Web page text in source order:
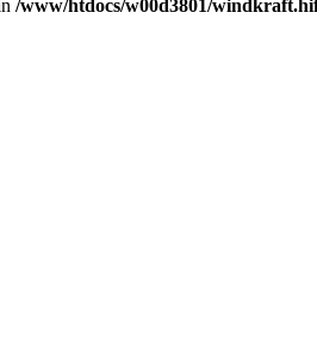
/www/htdocs/w00d3801/